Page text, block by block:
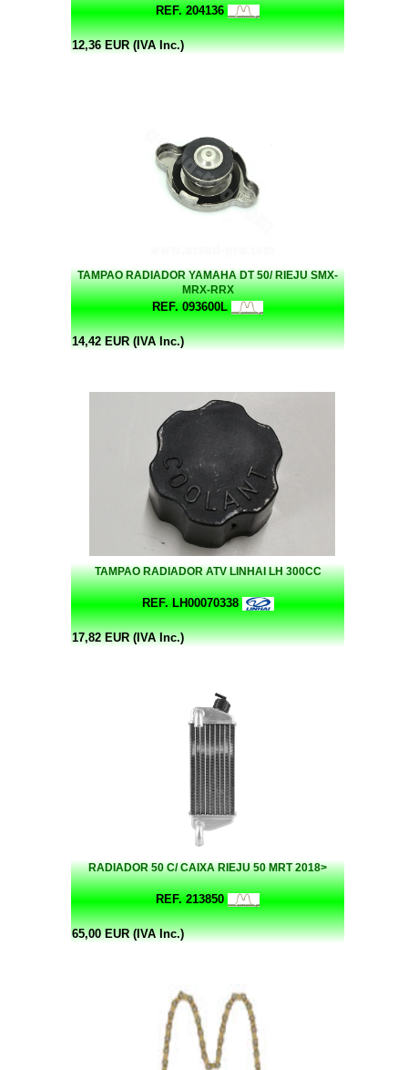
REF. 204136
12,36 EUR (IVA Inc.)
TAMPAO RADIADOR YAMAHA DT 50/ RIEJU SMX-
MRX-RRX
REF. 093600L
14,42 EUR (IVA Inc.)
TAMPAO RADIADOR ATV LINHAI LH 300CC
REF. LH00070338
17,82 EUR (IVA Inc.)
RADIADOR 50 C/ CAIXA RIEJU 50 MRT 2018>
REF. 213850
65,00 EUR (IVA Inc.)